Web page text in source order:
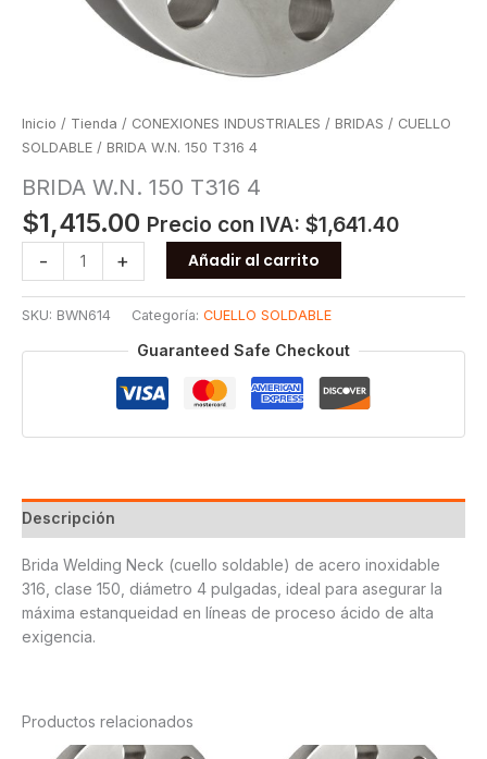
Inicio / Tienda / CONEXIONES INDUSTRIALES / BRIDAS / CUELLO
SOLDABLE / BRIDA W.N. 150 T316 4
BRIDA W.N. 150 T316 4
$1,415.00 Precio con IVA: $1,641.40
-
W.N.
150
T316
4
+ Añadir al carrito
SKU: BWN614 Categoría: CUELLO SOLDABLE
Guaranteed Safe Checkout
Descripción
Brida Welding Neck (cuello soldable) de acero inoxidable
316, clase 150, diámetro 4 pulgadas, ideal para asegurar la
máxima estanqueidad en líneas de proceso ácido de alta
exigencia.
Productos relacionados